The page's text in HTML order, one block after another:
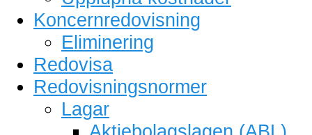
Koncernredovisning
Eliminering
Redovisa
Redovisningsnormer
Lagar